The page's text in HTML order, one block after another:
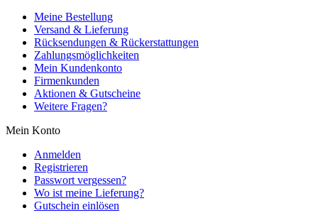
Meine Bestellung
Versand & Lieferung
Rücksendungen & Rückerstattungen
Zahlungsmöglichkeiten
Mein Kundenkonto
Firmenkunden
Aktionen & Gutscheine
Weitere Fragen?
Mein Konto
Anmelden
Registrieren
Passwort vergessen?
Wo ist meine Lieferung?
Gutschein einlösen